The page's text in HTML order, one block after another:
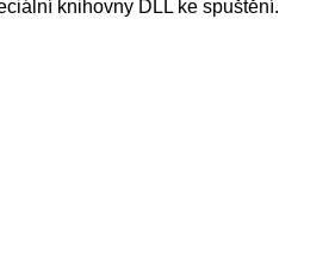
knihovny DLL ke spuštění.